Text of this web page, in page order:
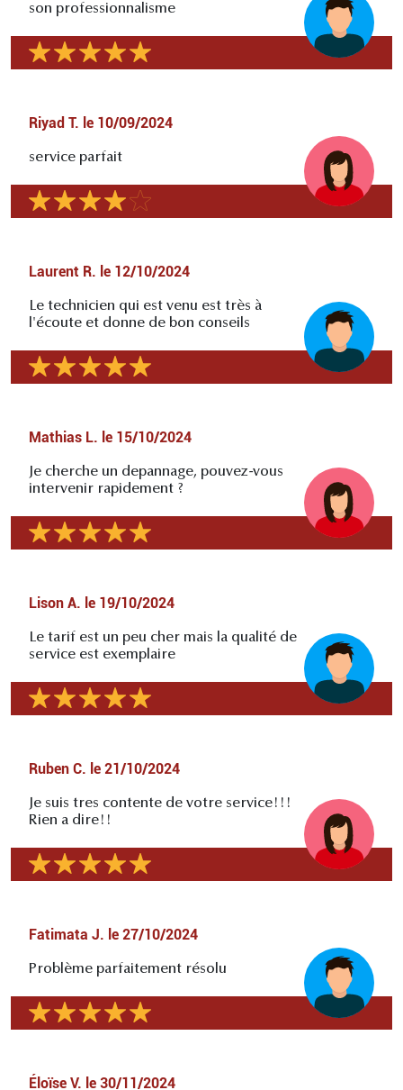
son professionnalisme
Riyad T. le 10/09/2024
service parfait
Laurent R. le 12/10/2024
Le technicien qui est venu est très à
l'écoute et donne de bon conseils
Mathias L. le 15/10/2024
Je cherche un depannage, pouvez-vous
intervenir rapidement ?
Lison A. le 19/10/2024
Le tarif est un peu cher mais la qualité de
service est exemplaire
Ruben C. le 21/10/2024
Je suis tres contente de votre service!!!
Rien a dire!!
Fatimata J. le 27/10/2024
Problème parfaitement résolu
Éloïse V. le 30/11/2024